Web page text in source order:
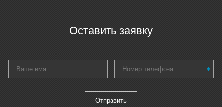
Оставить заявку